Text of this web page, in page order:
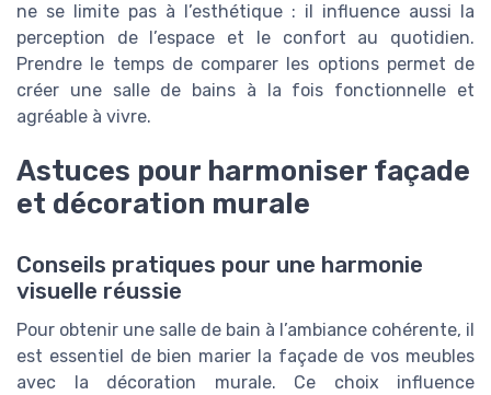
ne se limite pas à l’esthétique : il influence aussi la
perception de l’espace et le confort au quotidien.
Prendre le temps de comparer les options permet de
créer une salle de bains à la fois fonctionnelle et
agréable à vivre.
Astuces pour harmoniser façade
et décoration murale
Conseils pratiques pour une harmonie
visuelle réussie
Pour obtenir une salle de bain à l’ambiance cohérente, il
est essentiel de bien marier la façade de vos meubles
avec la décoration murale. Ce choix influence